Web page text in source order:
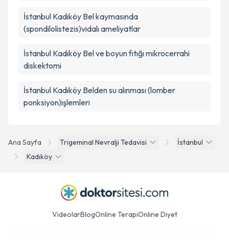
Ana Sayfa Trigeminal Nevralji Tedavisi
İstanbul
Kadıköy
İstanbul Kadıköy Bel kaymasında
(spondilolistezis)vidalı ameliyatlar
İstanbul Kadıköy Bel ve boyun fıtığı mikrocerrahi
diskektomi
İstanbul Kadıköy Belden su alınması (lomber
ponksiyon)işlemleri
VideolarBlogOnline TerapiOnline Diyet